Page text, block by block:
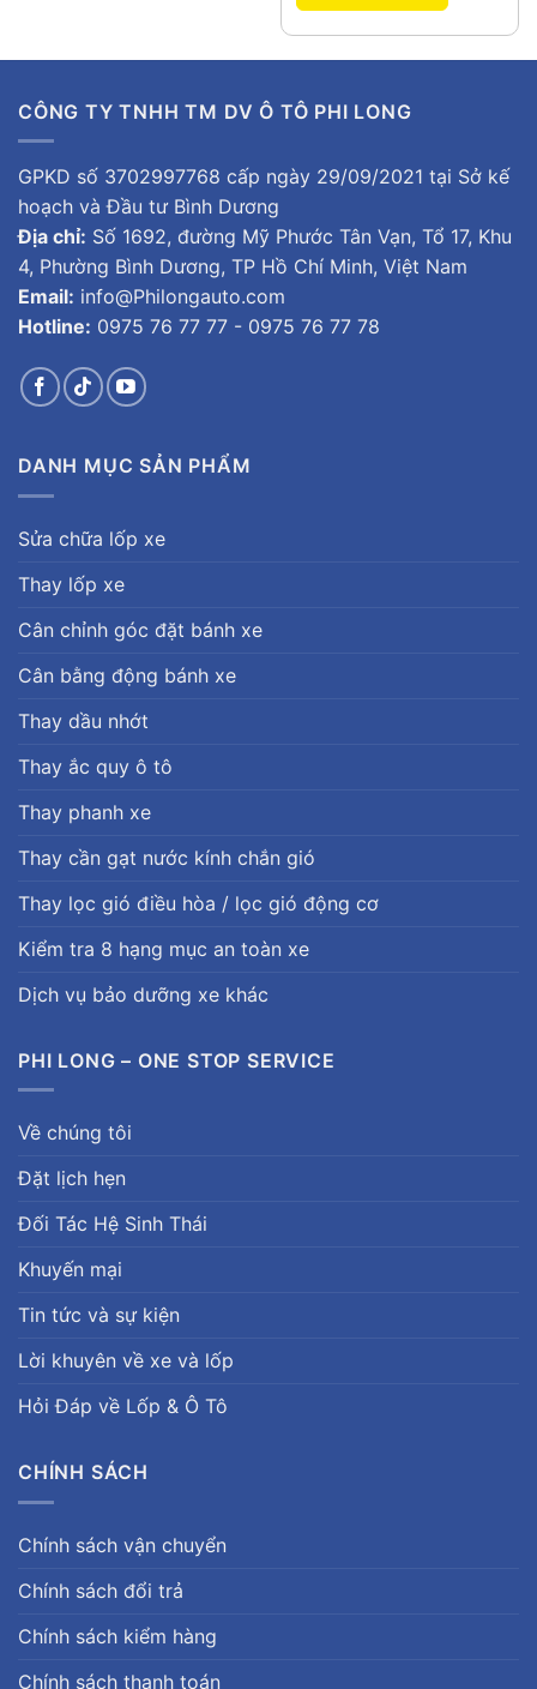
CÔNG TY TNHH TM DV Ô TÔ PHI LONG
GPKD số 3702997768 cấp ngày 29/09/2021 tại Sở kế
hoạch và Đầu tư Bình Dương
Địa chỉ: Số 1692, đường Mỹ Phước Tân Vạn, Tổ 17, Khu
4, Phường Bình Dương, TP Hồ Chí Minh, Việt Nam
Email: info@Philongauto.com
Hotline: 0975 76 77 77 - 0975 76 77 78
DANH MỤC SẢN PHẨM
Sửa chữa lốp xe
Thay lốp xe
Cân chỉnh góc đặt bánh xe
Cân bằng động bánh xe
Thay dầu nhớt
Thay ắc quy ô tô
Thay phanh xe
Thay cần gạt nước kính chắn gió
Thay lọc gió điều hòa / lọc gió động cơ
Kiểm tra 8 hạng mục an toàn xe
Dịch vụ bảo dưỡng xe khác
PHI LONG – ONE STOP SERVICE
Về chúng tôi
Đặt lịch hẹn
Đối Tác Hệ Sinh Thái
Khuyến mại
Tin tức và sự kiện
Lời khuyên về xe và lốp
Hỏi Đáp về Lốp & Ô Tô
CHÍNH SÁCH
Chính sách vận chuyển
Chính sách đổi trả
Chính sách kiểm hàng
Chính sách thanh toán